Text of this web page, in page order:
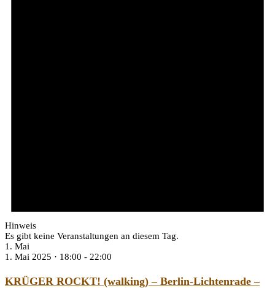
Hinweis
Es gibt keine Veranstaltungen an diesem Tag.
1. Mai
1. Mai 2025 · 18:00 - 22:00
KRÜGER ROCKT! (walking) – Berlin-Lichtenrade –